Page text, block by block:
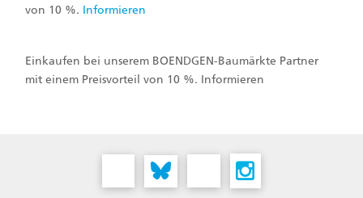
von 10 %. Informieren
Einkaufen bei unserem BOENDGEN-Baumärkte Partner
mit einem Preisvorteil von 10 %. Informieren